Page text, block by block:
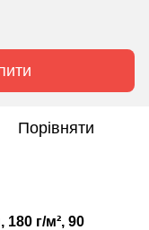
Порівняти
180 г/м², 90